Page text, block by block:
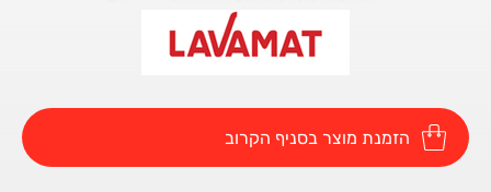
הזמנת מוצר בסניף הקרוב